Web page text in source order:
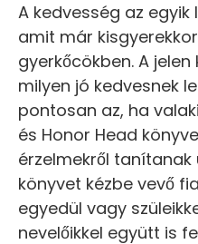
A kedvesség az
amit már
gyerkőcökben. A
milyen jó kedvesnek
pontosan az, ha
és Honor Head
érzelmekről
könyvet kézbe vevő
egyedül vagy
nevelőikkel együtt is